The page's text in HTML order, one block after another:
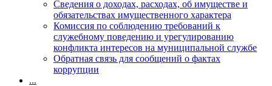
Сведения о доходах, расходах, об имуществе и
обязательствах имущественного характера
Комиссия по соблюдению требований к
служебному поведению и урегулированию
конфликта интересов на муниципальной службе
Обратная связь для сообщений о фактах
коррупции
...